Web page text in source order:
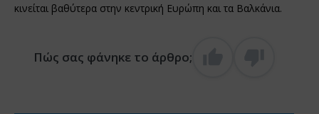
κινείται βαθύτερα στην κεντρική Ευρώπη και τα Βαλκάνια.
Πώς σας φάνηκε το άρθρο;